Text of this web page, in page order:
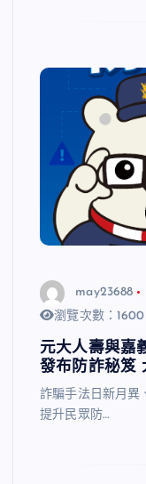
may23688
瀏覽次數：
元大人壽與嘉
發布防詐秘笈
詐騙手法日新月異
提升民眾防…